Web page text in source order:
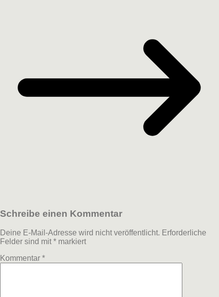
Schreibe einen Kommentar
Deine E-Mail-Adresse wird nicht veröffentlicht. Erforderliche
Felder sind mit * markiert
Kommentar *